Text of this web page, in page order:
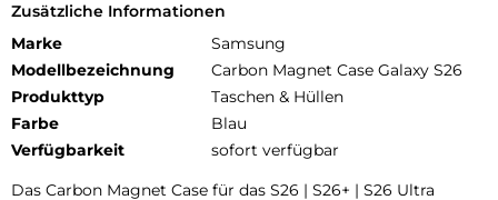
Zusätzliche Informationen
Marke
Samsung
Modellbezeichnung
Carbon Magnet Case Galaxy S26
Produkttyp
Taschen & Hüllen
Farbe
Blau
Verfügbarkeit
sofort verfügbar
Das Carbon Magnet Case für das S26 | S26+ | S26 Ultra